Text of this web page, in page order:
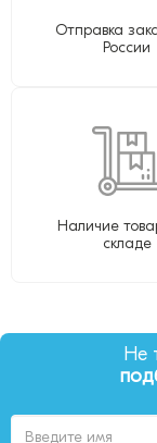
Отправка
России
Наличие
складе
Не